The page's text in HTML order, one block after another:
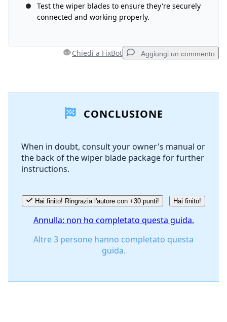
Aggiungi Commento
Annulla Pubblica commento
Test the wiper blades to ensure they're securely
connected and working properly.
Chiedi a FixBot Aggiungi un commento
Aggiungi Commento
Annulla Pubblica commento
CONCLUSIONE
When in doubt, consult your owner's manual or
the back of the wiper blade package for further
instructions.
Hai finito! Ringrazia l'autore con +30 punti! Hai finito!
Annulla: non ho completato questa guida.
Altre 3 persone hanno completato questa
guida.